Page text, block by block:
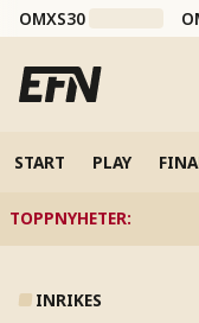
OMXS30
START PLAY
TOPPNYHETER:
INRIKES